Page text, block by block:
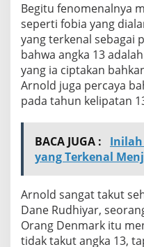
Begitu fenomenalnya
seperti fobia yang
yang terkenal sebagai
bahwa angka 13
yang ia ciptakan
Arnold juga percaya
pada tahun kelipatan
BACA JUGA :
Inilah
yang Terkenal
Arnold sangat takut
Dane Rudhiyar,
Orang Denmark itu
tidak takut angka 13,